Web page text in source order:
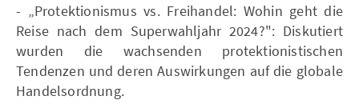
- „Protektionismus vs. Freihandel: Wohin geht die
Reise nach dem Superwahljahr 2024?": Diskutiert
wurden die wachsenden protektionistischen
Tendenzen und deren Auswirkungen auf die globale
Handelsordnung.